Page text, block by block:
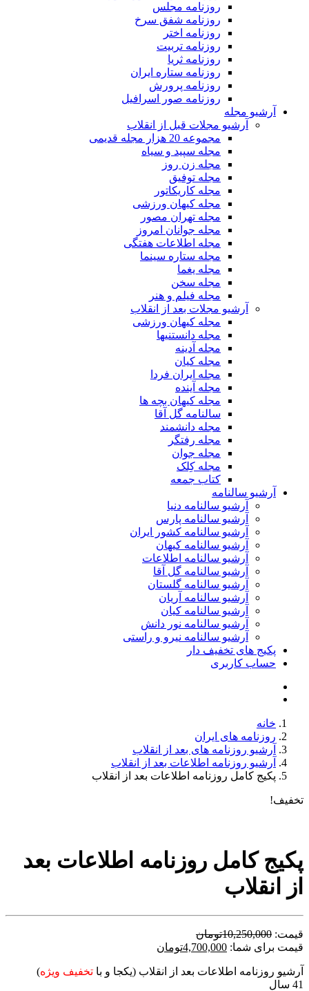
روزنامه مجلس
روزنامه شفق سرخ
روزنامه اختر
روزنامه تربیت
روزنامه ثریا
روزنامه ستاره ایران
روزنامه پرورش
روزنامه صور اسرافیل
آرشیو مجله
آرشیو مجلات قبل از انقلاب
مجموعه 20 هزار مجله قدیمی
مجله سپید و سیاه
مجله زن روز
مجله توفیق
مجله کاریکاتور
مجله کیهان ورزشی
مجله تهران مصور
مجله جوانان امروز
مجله اطلاعات هفتگی
مجله ستاره سینما
مجله یغما
مجله سخن
مجله فیلم و هنر
آرشیو مجلات بعد از انقلاب
مجله کیهان ورزشی
مجله دانستنیها
مجله آدینه
مجله کیان
مجله ایران فردا
مجله آینده
مجله کیهان بچه ها
سالنامه گل آقا
مجله دانشمند
مجله رفتگر
مجله جوان
مجله کِلک
کتاب جمعه
آرشیو سالنامه
آرشیو سالنامه دنیا
آرشیو سالنامه پارس
آرشیو سالنامه کشور ایران
آرشیو سالنامه کیهان
آرشیو سالنامه اطلاعات
آرشیو سالنامه گل آقا
آرشیو سالنامه گلستان
آرشیو سالنامه آریان
آرشیو سالنامه کیان
آرشیو سالنامه نور دانش
آرشیو سالنامه نیرو و راستی
پکیج های تخفیف دار
حساب کاربری
خانه
روزنامه های ایران
آرشیو روزنامه های بعد از انقلاب
آرشیو روزنامه اطلاعات بعد از انقلاب
پکیج کامل روزنامه اطلاعات بعد از انقلاب
تخفیف!
پکیج کامل روزنامه اطلاعات بعد
از انقلاب
قیمت: 10,250,000تومان
قیمت برای شما: 4,700,000تومان
آرشیو روزنامه اطلاعات بعد از انقلاب (یکجا و با تخفیف ویژه)
41 سال